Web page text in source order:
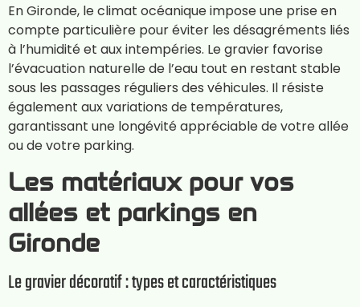
En Gironde, le climat océanique impose une prise en
compte particulière pour éviter les désagréments liés
à l’humidité et aux intempéries. Le gravier favorise
l’évacuation naturelle de l’eau tout en restant stable
sous les passages réguliers des véhicules. Il résiste
également aux variations de températures,
garantissant une longévité appréciable de votre allée
ou de votre parking.
Les matériaux pour vos
allées et parkings en
Gironde
Le gravier décoratif : types et caractéristiques